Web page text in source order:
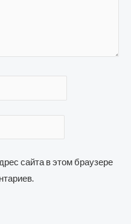
сайта в этом браузере